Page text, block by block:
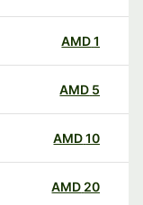
AMD
AMD
AMD
20
AMD